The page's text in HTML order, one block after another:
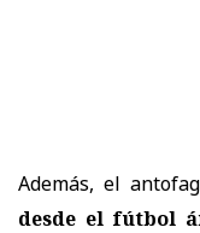
Además, el
desde el fútbol